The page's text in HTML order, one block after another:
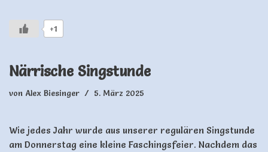
+1
Närrische Singstunde
von Alex Biesinger 5. März 2025
Wie jedes Jahr wurde aus unserer regulären Singstunde
am Donnerstag eine kleine Faschingsfeier. Nachdem das